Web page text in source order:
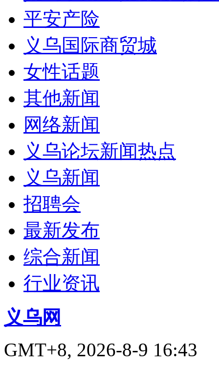
平安产险
义乌国际商贸城
女性话题
其他新闻
网络新闻
义乌论坛新闻热点
义乌新闻
招聘会
最新发布
综合新闻
行业资讯
义乌网
GMT+8, 2026-8-9 16:43